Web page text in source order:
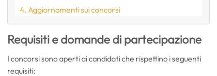
Aggiornamenti sui concorsi
Requisiti e domande di partecipazione
I concorsi sono aperti ai candidati che rispettino i seguenti
requisiti: